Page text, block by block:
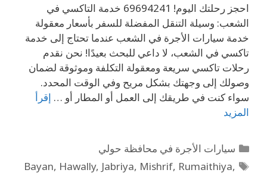
احجز رحلتك اليوم! 69694241 خدمة التاكسي في
الشعب: وسيلة التنقل المفضلة للسفر بأسعار معقولة
خدمة سيارات الأجرة في الشعب عندما تحتاج إلى خدمة
تاكسي في الشعب، لا داعي للبحث بعيدًا! نحن نقدم
رحلات تاكسي سريعة ومعقولة التكلفة وموثوقة لضمان
وصولك إلى وجهتك بشكل مريح وفي الوقت المحدد.
سواء كنت في طريقك إلى العمل أو المطار أو … إقرأ
المزيد
سيارات الأجرة في محافظة حولي
Bayan, Hawally, Jabriya, Mishrif, Rumaithiya,